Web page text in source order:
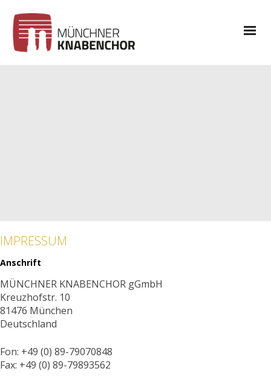
IMPRESSUM
Anschrift
MÜNCHNER KNABENCHOR gGmbH
Kreuzhofstr. 10
81476 München
Deutschland
Fon: +49 (0) 89-79070848
Fax: +49 (0) 89-79893562